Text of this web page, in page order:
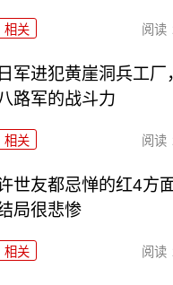
相关 阅读
日军进犯黄崖洞兵工厂
路军的战斗力
相关 阅读
世友都忌惮的红4方
局很悲惨
相关 阅读